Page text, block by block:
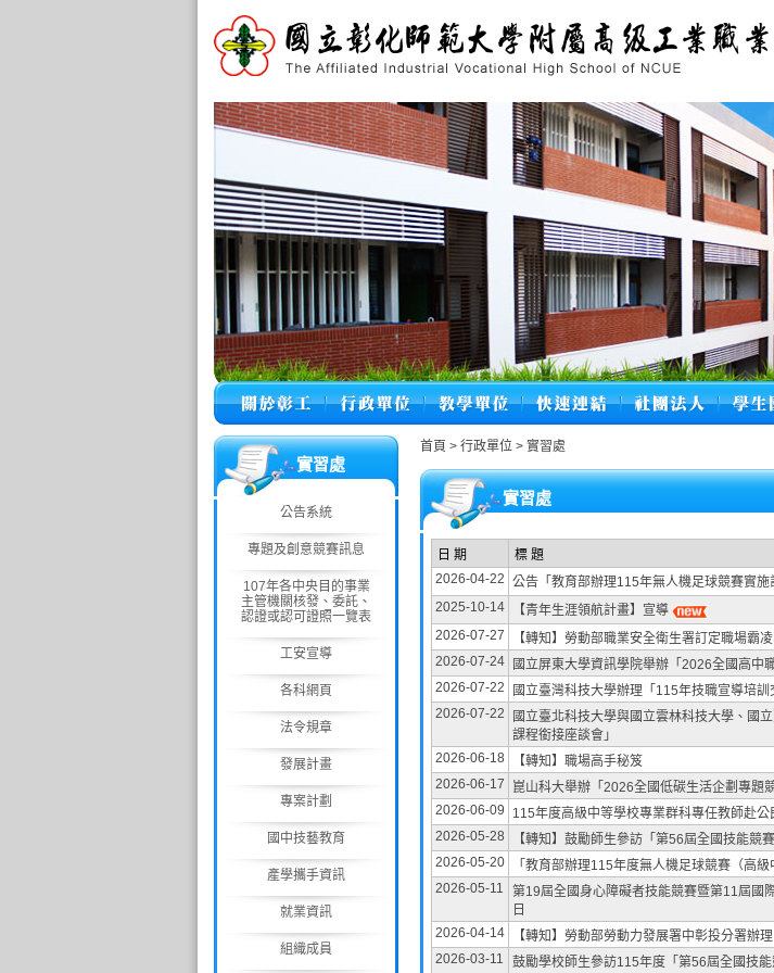
實習處
公告系統
專題及創意競賽訊息
107年各中央目的事業
主管機關核發、委託、
認證或認可證照一覽表
工安宣導
各科網頁
法令規章
發展計畫
專案計劃
國中技藝教育
產學攜手資訊
就業資訊
組織成員
首頁 > 行政單位 > 實習處
實習處
日 期 標 題
2026-04-22 公告「教育部辦理115年無人機足球競賽實施
2025-10-14
【青年生涯領航計畫】宣導
2026-07-27
【轉知】勞動部職業安全衛生署訂定職場霸
2026-07-24
國立屏東大學資訊學院舉辦「2026全國高中
2026-07-22
國立臺灣科技大學辦理「115年技職宣導培
2026-07-22
國立臺北科技大學與國立雲林科技大學、國
課程銜接座談會」
2026-06-18 【轉知】職場高手秘笈
2026-06-17
崑山科大舉辦「2026全國低碳生活企劃專題
2026-06-09
115年度高級中等學校專業群科專任教師赴
2026-05-28
【轉知】鼓勵師生參訪「第56屆全國技能競
2026-05-20
「教育部辦理115年度無人機足球競賽（高
2026-05-11
第19屆全國身心障礙者技能競賽暨第11屆國
日
2026-04-14 【轉知】勞動部勞動力發展署中彰投分署辦
2026-03-11
鼓勵學校師生參訪115年度「第56屆全國技能